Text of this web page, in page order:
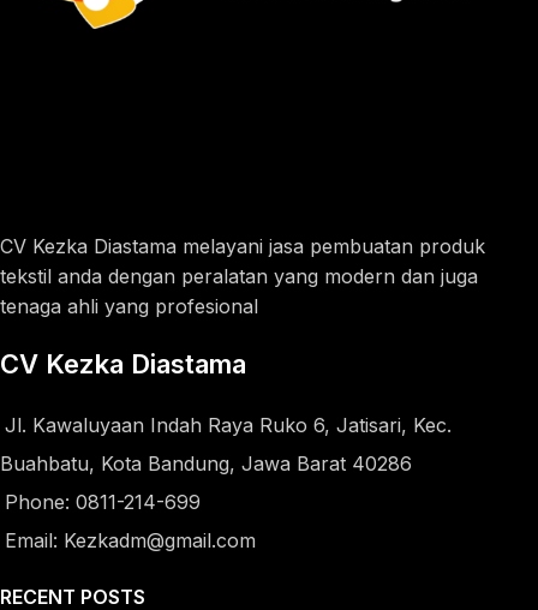
CV Kezka Diastama melayani jasa pembuatan produk
tekstil anda dengan peralatan yang modern dan juga
tenaga ahli yang profesional
CV Kezka Diastama
Jl. Kawaluyaan Indah Raya Ruko 6, Jatisari, Kec.
Buahbatu, Kota Bandung, Jawa Barat 40286
Phone: 0811-214-699
Email: Kezkadm@gmail.com
RECENT POSTS